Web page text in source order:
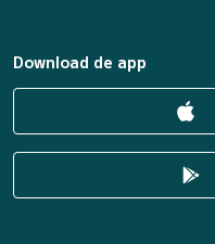
Download de app